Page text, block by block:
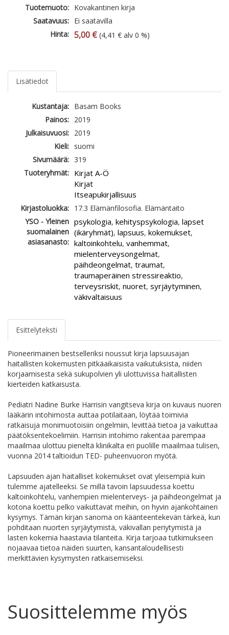
Tuotemuoto: Kovakantinen kirja
Saatavuus: Ei saatavilla
Hinta: 5,00 € (4,41 € alv 0 %)
Lisätiedot
Kustantaja: Basam Books
Painos: 2019
Julkaisuvuosi: 2019
Kieli: suomi
Sivumäärä: 319
Tuoteryhmät: Kirjat A-Ö
Kirjat
Itseapukirjallisuus
Kirjastoluokka: 17.3 Elämänfilosofia. Elämäntaito
YSO - Yleinen
suomalainen
asiasanasto:
psykologia, kehityspsykologia, lapset
(ikäryhmät), lapsuus, kokemukset,
kaltoinkohtelu, vanhemmat,
mielenterveysongelmat,
päihdeongelmat, traumat,
traumaperäinen stressireaktio,
terveysriskit, nuoret, syrjäytyminen,
väkivaltaisuus
Esittelyteksti
Pioneerimainen bestselleriksi noussut kirja lapsuusajan
haitallisten kokemusten pitkäaikaisista vaikutuksista, niiden
korjaamisesta sekä sukupolvien yli ulottuvissa haitallisten
kierteiden katkaisusta.
Pediatri Nadine Burke Harrisin vangitseva kirja on kuvaus nuoren
lääkärin intohimosta auttaa potilaitaan, löytää toimivia
ratkaisuja monimuotoisiin ongelmiin, levittää tietoa ja vaikuttaa
päätöksentekoelimiin. Harrisin intohimo rakentaa parempaa
maailmaa ulottuu pieneltä klinikalta eri puolille maailmaa tulisen,
vuonna 2014 taltioidun TED- puheenvuoron myötä.
Lapsuuden ajan haitalliset kokemukset ovat yleisempiä kuin
tulemme ajatelleeksi. Se millä tavoin lapsuudessa koettu
kaltoinkohtelu, vanhempien mielenterveys- ja päihdeongelmat ja
kotona koettu pelko vaikuttavat meihin, on hyvin ajankohtainen
kysymys. Tämän kirjan sanoma on käänteentekevän tärkeä, kun
pohditaan nuorten syrjäytymistä, väkivallan periytymistä ja
lasten kokemia haastavia tilanteita. Kirja tarjoaa tutkimukseen
nojaavaa tietoa näiden suurten, kansantaloudellisesti
merkittävien kysymysten ratkaisemiseksi.
Suosittelemme myös